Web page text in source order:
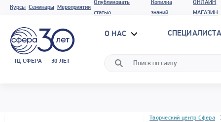
Курсы Семинары Мероприятия
Опубликовать
статью
Копилка
знаний
ОНЛАЙН
МАГАЗИН
ТЦ СФЕРА — 30 ЛЕТ
О НАС
Блок новостей
Творческий центр Сфера